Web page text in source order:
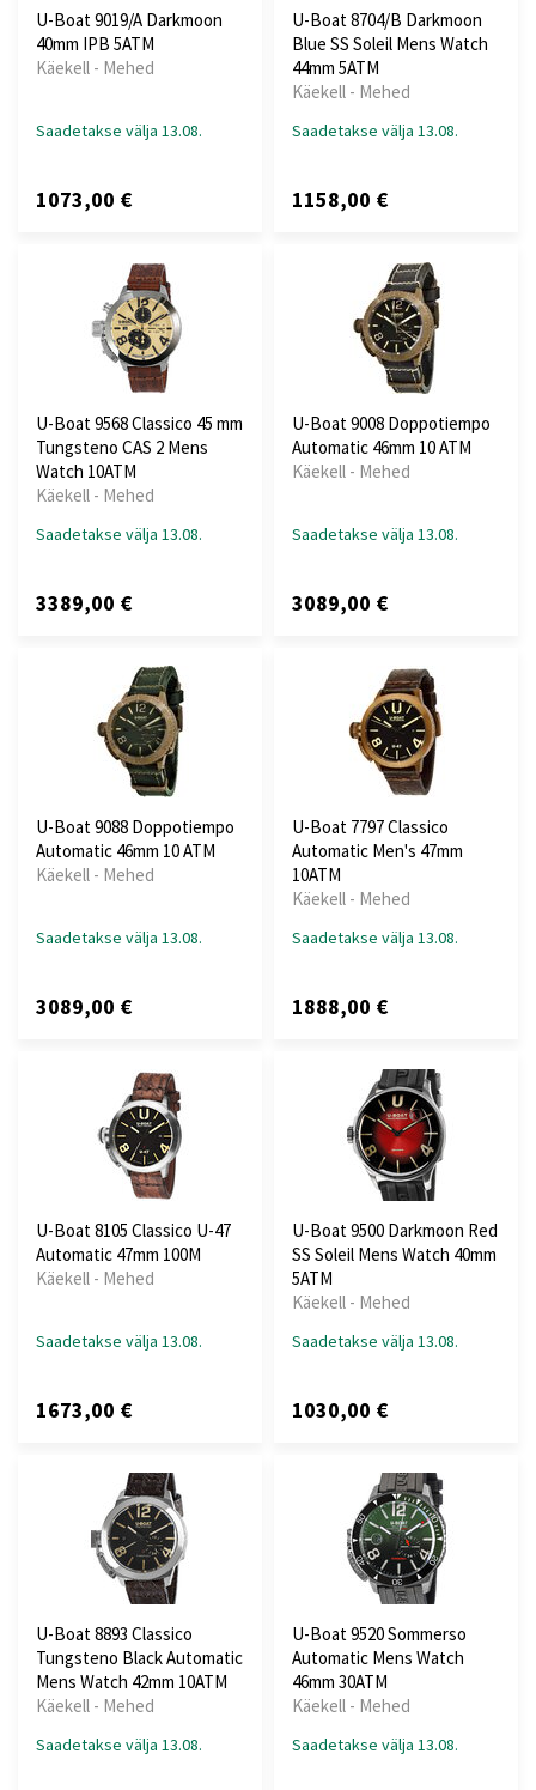
U-Boat 9019/A Darkmoon
40mm IPB 5ATM
Käekell - Mehed
Saadetakse välja 13.08.
1073,00 €
U-Boat 8704/B Darkmoon
Blue SS Soleil Mens Watch
44mm 5ATM
Käekell - Mehed
Saadetakse välja 13.08.
1158,00 €
U-Boat 9568 Classico 45 mm
Tungsteno CAS 2 Mens
Watch 10ATM
Käekell - Mehed
Saadetakse välja 13.08.
3389,00 €
U-Boat 9008 Doppotiempo
Automatic 46mm 10 ATM
Käekell - Mehed
Saadetakse välja 13.08.
3089,00 €
U-Boat 9088 Doppotiempo
Automatic 46mm 10 ATM
Käekell - Mehed
Saadetakse välja 13.08.
3089,00 €
U-Boat 7797 Classico
Automatic Men's 47mm
10ATM
Käekell - Mehed
Saadetakse välja 13.08.
1888,00 €
U-Boat 8105 Classico U-47
Automatic 47mm 100M
Käekell - Mehed
Saadetakse välja 13.08.
1673,00 €
U-Boat 9500 Darkmoon Red
SS Soleil Mens Watch 40mm
5ATM
Käekell - Mehed
Saadetakse välja 13.08.
1030,00 €
U-Boat 8893 Classico
Tungsteno Black Automatic
Mens Watch 42mm 10ATM
Käekell - Mehed
Saadetakse välja 13.08.
U-Boat 9520 Sommerso
Automatic Mens Watch
46mm 30ATM
Käekell - Mehed
Saadetakse välja 13.08.